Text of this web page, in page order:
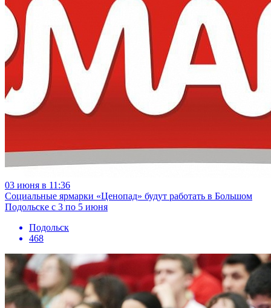
03 июня в 11:36
Социальные ярмарки «Ценопад» будут работать в Большом
Подольске с 3 по 5 июня
Подольск
468